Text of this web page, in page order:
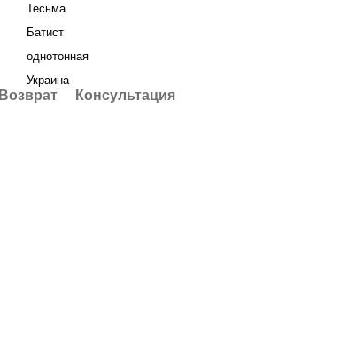
Тесьма
Батист
однотонная
Украина
Возврат Консультация